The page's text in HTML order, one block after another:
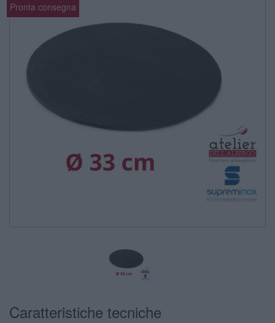
Pronta consegna
Caratteristiche tecniche